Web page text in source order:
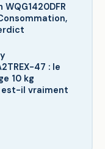
WQG1420DFR
47 : le
10 kg
il vraiment